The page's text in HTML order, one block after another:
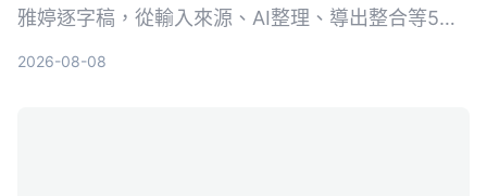
雅婷逐字稿，從輸入來源、AI整理、導出整合等5大
2026-08-08